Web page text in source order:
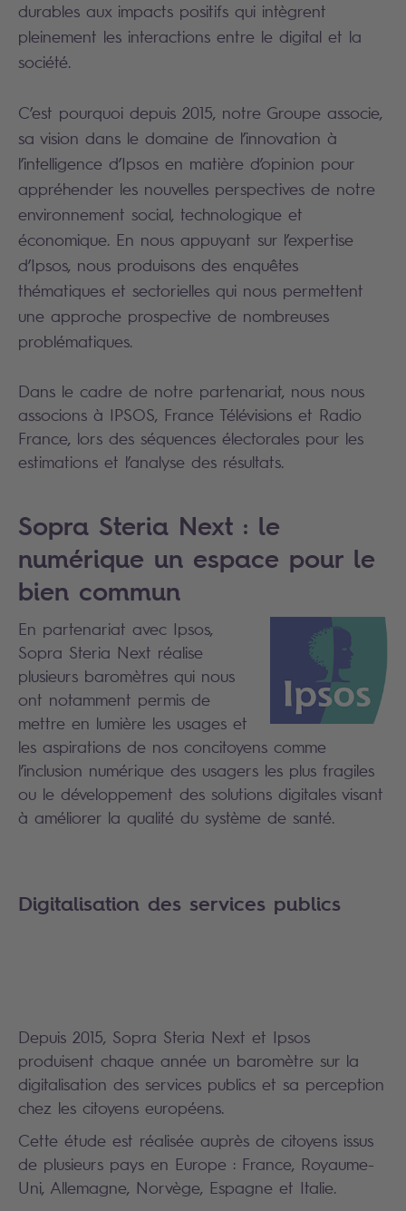
durables aux impacts positifs qui intègrent
pleinement les interactions entre le digital et la
société.
C’est pourquoi depuis 2015, notre Groupe associe,
sa vision dans le domaine de l’innovation à
l’intelligence d’Ipsos en matière d’opinion pour
appréhender les nouvelles perspectives de notre
environnement social, technologique et
économique. En nous appuyant sur l’expertise
d’Ipsos, nous produisons des enquêtes
thématiques et sectorielles qui nous permettent
une approche prospective de nombreuses
problématiques.
Dans le cadre de notre partenariat, nous nous
associons à IPSOS, France Télévisions et Radio
France, lors des séquences électorales pour les
estimations et l’analyse des résultats.
Sopra Steria Next : le
numérique un espace pour le
bien commun
En partenariat avec Ipsos,
Sopra Steria Next réalise
plusieurs baromètres qui nous
ont notamment permis de
mettre en lumière les usages et
les aspirations de nos concitoyens comme
l’inclusion numérique des usagers les plus fragiles
ou le développement des solutions digitales visant
à améliorer la qualité du système de santé.
Digitalisation des services publics
Depuis 2015, Sopra Steria Next et Ipsos
produisent chaque année un baromètre sur la
digitalisation des services publics et sa perception
chez les citoyens européens.
Cette étude est réalisée auprès de citoyens issus
de plusieurs pays en Europe : France, Royaume-
Uni, Allemagne, Norvège, Espagne et Italie.